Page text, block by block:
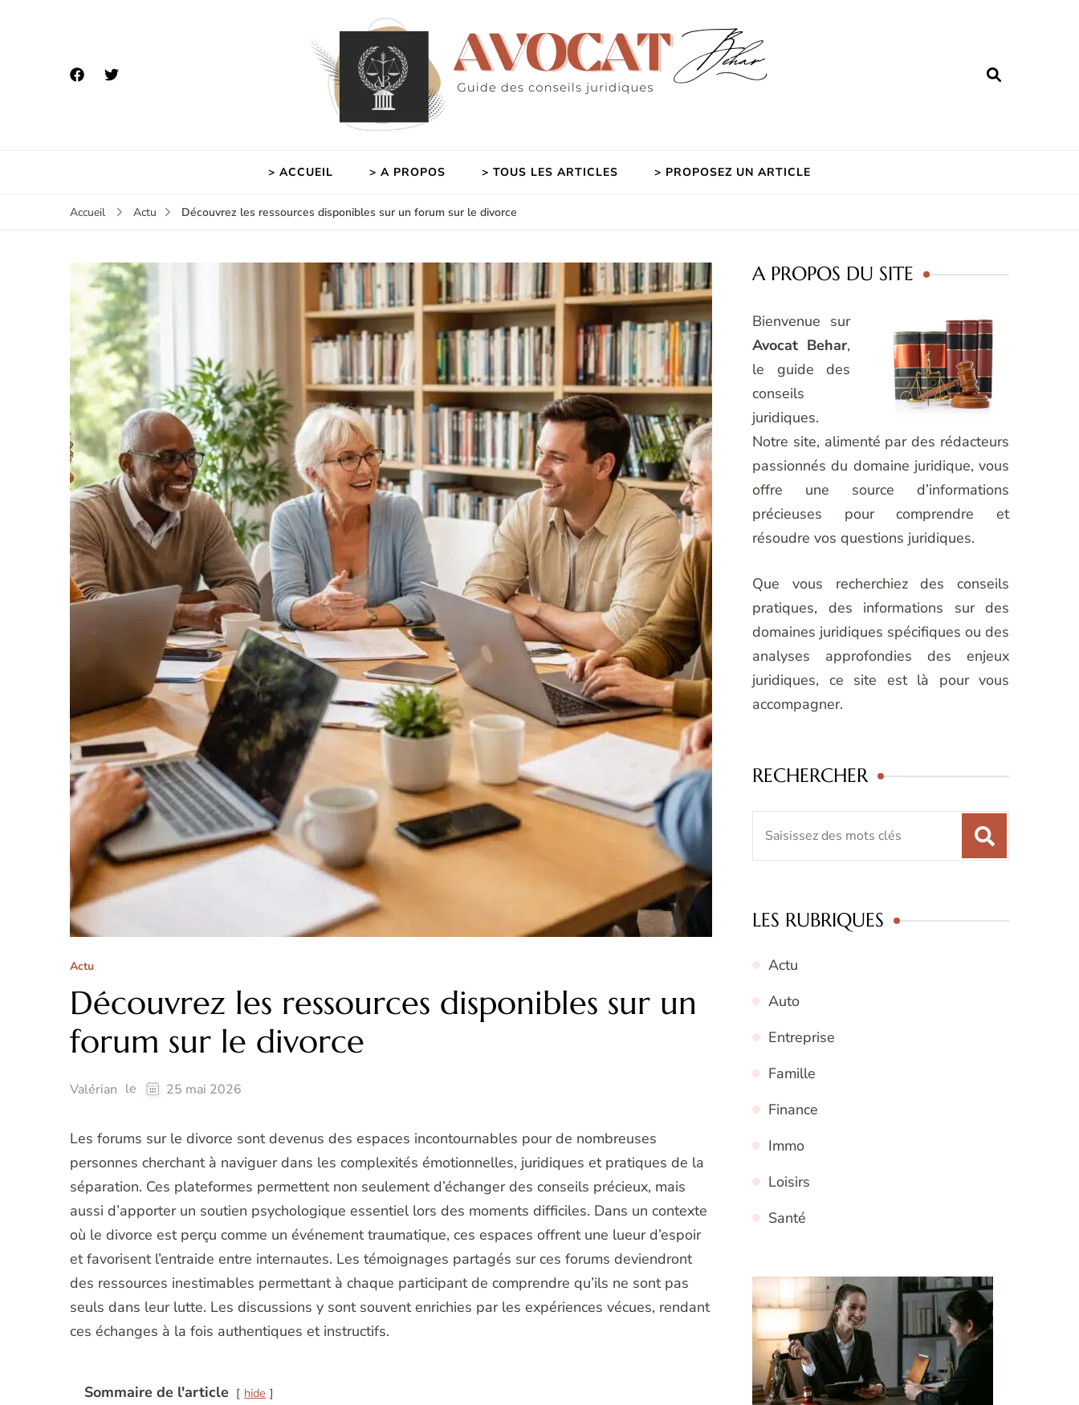
> ACCUEIL > A PROPOS > TOUS LES ARTICLES > PROPOSEZ UN ARTICLE
Accueil Actu Découvrez les ressources disponibles sur un forum sur le divorce
Actu
Découvrez les ressources disponibles sur un
forum sur le divorce
Valérian le 25 mai 2026
Les forums sur le divorce sont devenus des espaces incontournables pour de nombreuses
personnes cherchant à naviguer dans les complexités émotionnelles, juridiques et pratiques de la
séparation. Ces plateformes permettent non seulement d’échanger des conseils précieux, mais
aussi d’apporter un soutien psychologique essentiel lors des moments difficiles. Dans un contexte
où le divorce est perçu comme un événement traumatique, ces espaces offrent une lueur d’espoir
et favorisent l’entraide entre internautes. Les témoignages partagés sur ces forums deviendront
des ressources inestimables permettant à chaque participant de comprendre qu’ils ne sont pas
seuls dans leur lutte. Les discussions y sont souvent enrichies par les expériences vécues, rendant
ces échanges à la fois authentiques et instructifs.
Sommaire de l'article hide
A PROPOS DU SITE
Bienvenue sur
Avocat Behar,
le guide des
conseils
juridiques.
Notre site, alimenté par des rédacteurs
passionnés du domaine juridique, vous
offre une source d’informations
précieuses pour comprendre et
résoudre vos questions juridiques.
Que vous recherchiez des conseils
pratiques, des informations sur des
domaines juridiques spécifiques ou des
analyses approfondies des enjeux
juridiques, ce site est là pour vous
accompagner.
RECHERCHER
LES RUBRIQUES
Actu
Auto
Entreprise
Famille
Finance
Immo
Loisirs
Santé